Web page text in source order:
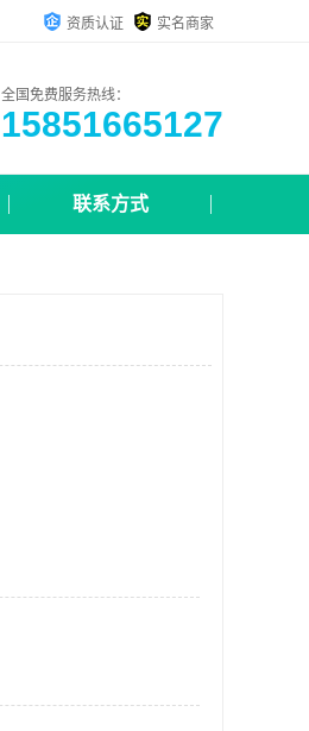
资质认证 实名商家
全国免费服务热线：
15851665127
联系方式